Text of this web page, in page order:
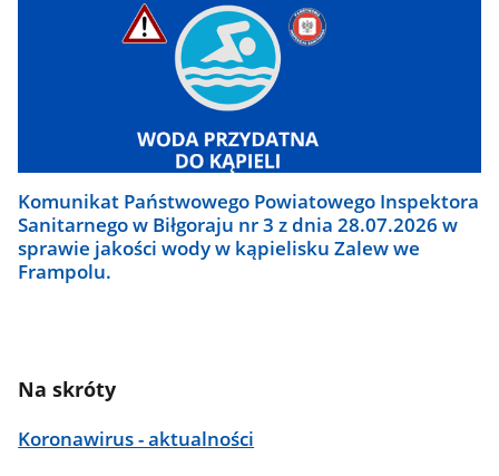
Komunikat Państwowego Powiatowego Inspektora
Sanitarnego w Biłgoraju nr 3 z dnia 28.07.2026 w
sprawie jakości wody w kąpielisku Zalew we
Frampolu.
Na skróty
Koronawirus - aktualności